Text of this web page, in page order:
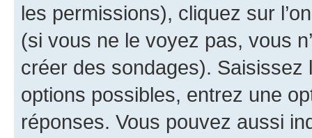
les permissions), cliquez sur
(si vous ne le voyez pas, vous
créer des sondages).
options possibles, entrez une
réponses. Vous pouvez aussi